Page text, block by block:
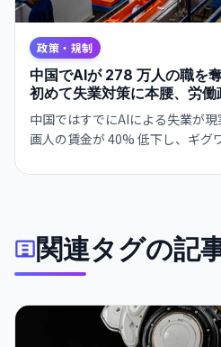
政策・規制
中国でAIが 278 万人の職を
初めて失業対策に本腰、労
中国ではすでにAIによる失業が
画人の賃金が 40% 低下し、ギグ
は雇用創出と AI 融合の同時実現
関連タグの記